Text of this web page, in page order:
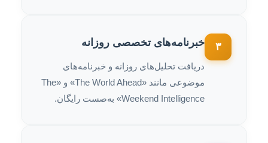
۳ خبرنامه‌های تخصصی روزانه
دریافت تحلیل‌های روزانه و خبرنامه‌های
موضوعی مانند «The World Ahead» و «The
Weekend Intelligence» به‌صست رایگان.